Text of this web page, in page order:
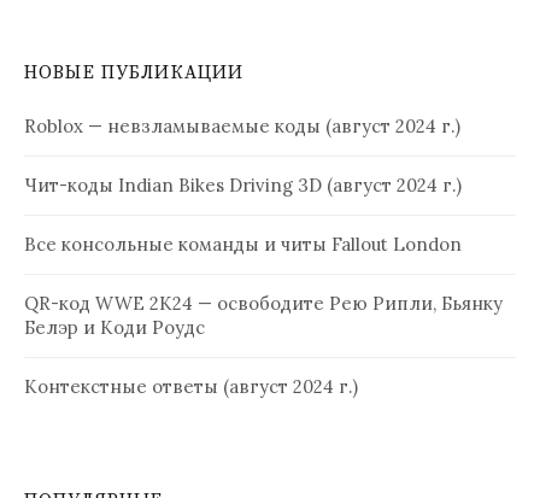
НОВЫЕ ПУБЛИКАЦИИ
Roblox — невзламываемые коды (август 2024 г.)
Чит-коды Indian Bikes Driving 3D (август 2024 г.)
Все консольные команды и читы Fallout London
QR-код WWE 2K24 — освободите Рею Рипли, Бьянку
Белэр и Коди Роудс
Контекстные ответы (август 2024 г.)